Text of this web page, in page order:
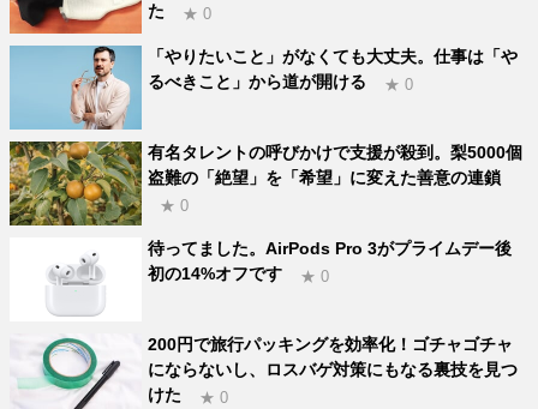
た
★ 0
「やりたいこと」がなくても大丈夫。仕事は「や
るべきこと」から道が開ける
★ 0
有名タレントの呼びかけで支援が殺到。梨5000個
盗難の「絶望」を「希望」に変えた善意の連鎖
★ 0
待ってました。AirPods Pro 3がプライムデー後
初の14%オフです
★ 0
200円で旅行パッキングを効率化！ゴチャゴチャ
にならないし、ロスバゲ対策にもなる裏技を見つ
けた
★ 0